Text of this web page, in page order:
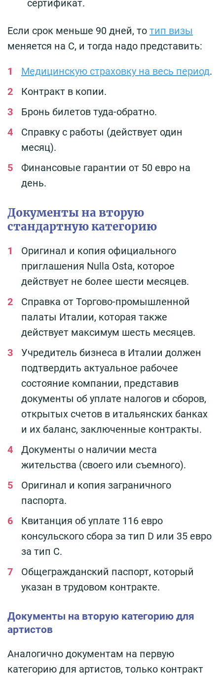
сертификат.
Если срок меньше 90 дней, то тип визы
меняется на C, и тогда надо представить:
Медицинскую страховку на весь период.
Контракт в копии.
Бронь билетов туда-обратно.
Справку с работы (действует один
месяц).
Финансовые гарантии от 50 евро на
день.
Документы на вторую
стандартную категорию
Оригинал и копия официального
приглашения Nulla Osta, которое
действует не более шести месяцев.
Справка от Торгово-промышленной
палаты Италии, которая также
действует максимум шесть месяцев.
Учредитель бизнеса в Италии должен
подтвердить актуальное рабочее
состояние компании, представив
документы об уплате налогов и сборов,
открытых счетов в итальянских банках
и их баланс, заключенные контракты.
Документы о наличии места
жительства (своего или съемного).
Оригинал и копия заграничного
паспорта.
Квитанция об уплате 116 евро
консульского сбора за тип D или 35 евро
за тип С.
Общегражданский паспорт, который
указан в трудовом контракте.
Документы на вторую категорию для
артистов
Аналогично документам на первую
категорию для артистов, только контракт